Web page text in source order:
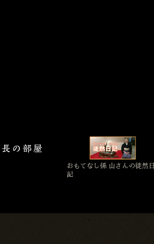
おもてなし係 山さんの徒然日
記